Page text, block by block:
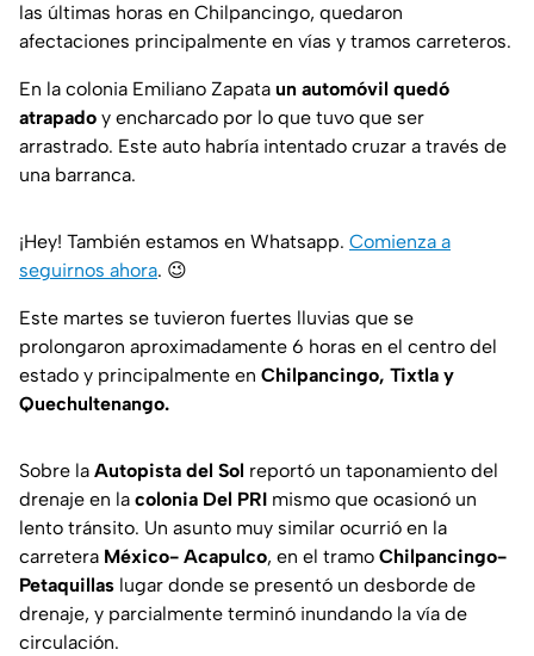
las últimas horas en Chilpancingo, quedaron
afectaciones principalmente en vías y tramos carreteros.
En la colonia Emiliano Zapata un automóvil quedó
atrapado y encharcado por lo que tuvo que ser
arrastrado. Este auto habría intentado cruzar a través de
una barranca.
¡Hey! También estamos en Whatsapp. Comienza a
seguirnos ahora. 😉
Este martes se tuvieron fuertes lluvias que se
prolongaron aproximadamente 6 horas en el centro del
estado y principalmente en Chilpancingo, Tixtla y
Quechultenango.
Sobre la Autopista del Sol reportó un taponamiento del
drenaje en la colonia Del PRI mismo que ocasionó un
lento tránsito. Un asunto muy similar ocurrió en la
carretera México- Acapulco, en el tramo Chilpancingo-
Petaquillas lugar donde se presentó un desborde de
drenaje, y parcialmente terminó inundando la vía de
circulación.